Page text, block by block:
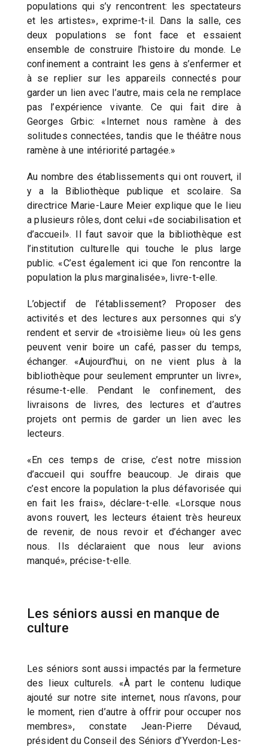
populations qui s’y rencontrent: les spectateurs
et les artistes», exprime-t-il. Dans la salle, ces
deux populations se font face et essaient
ensemble de construire l’histoire du monde. Le
confinement a contraint les gens à s’enfermer et
à se replier sur les appareils connectés pour
garder un lien avec l’autre, mais cela ne remplace
pas l’expérience vivante. Ce qui fait dire à
Georges Grbic: «Internet nous ramène à des
solitudes connectées, tandis que le théâtre nous
ramène à une intériorité partagée.»
Au nombre des établissements qui ont rouvert, il
y a la Bibliothèque publique et scolaire. Sa
directrice Marie-Laure Meier explique que le lieu
a plusieurs rôles, dont celui «de sociabilisation et
d’accueil». Il faut savoir que la bibliothèque est
l’institution culturelle qui touche le plus large
public. «C’est également ici que l’on rencontre la
population la plus marginalisée», livre-t-elle.
L’objectif de l’établissement? Proposer des
activités et des lectures aux personnes qui s’y
rendent et servir de «troisième lieu» où les gens
peuvent venir boire un café, passer du temps,
échanger. «Aujourd’hui, on ne vient plus à la
bibliothèque pour seulement emprunter un livre»,
résume-t-elle. Pendant le confinement, des
livraisons de livres, des lectures et d’autres
projets ont permis de garder un lien avec les
lecteurs.
«En ces temps de crise, c’est notre mission
d’accueil qui souffre beaucoup. Je dirais que
c’est encore la population la plus défavorisée qui
en fait les frais», déclare-t-elle. «Lorsque nous
avons rouvert, les lecteurs étaient très heureux
de revenir, de nous revoir et d’échanger avec
nous. Ils déclaraient que nous leur avions
manqué», précise-t-elle.
Les séniors aussi en manque de
culture
Les séniors sont aussi impactés par la fermeture
des lieux culturels. «À part le contenu ludique
ajouté sur notre site internet, nous n’avons, pour
le moment, rien d’autre à offrir pour occuper nos
membres», constate Jean-Pierre Dévaud,
président du Conseil des Séniors d’Yverdon-Les-